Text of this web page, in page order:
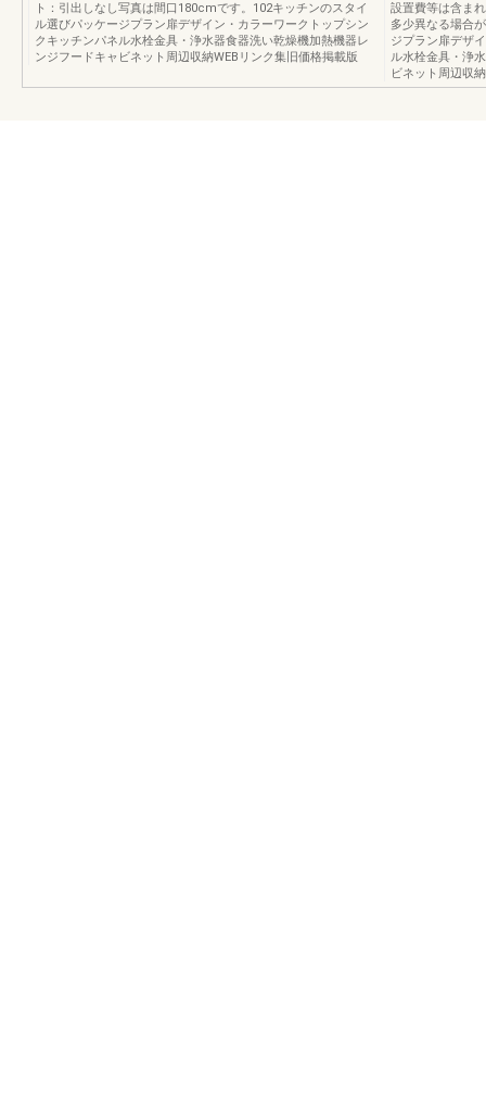
ト：引出しなし写真は間口180cmです。102キッチンのスタイ
ル選びパッケージプラン扉デザイン・カラーワークトップシン
クキッチンパネル水栓金具・浄水器食器洗い乾燥機加熱機器レ
ンジフードキャビネット周辺収納WEBリンク集旧価格掲載版
設置費等は含ま
多少異なる場合
ジプラン扉デザ
ル水栓金具・浄
ビネット周辺収